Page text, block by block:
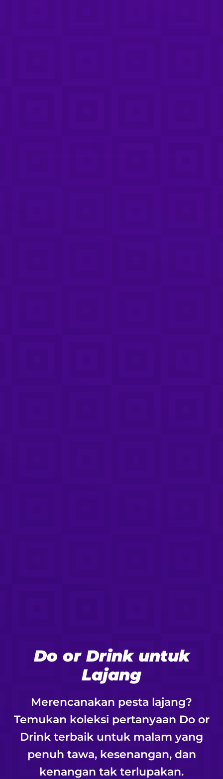
Do or Drink untuk
Lajang
Merencanakan pesta lajang?
Temukan koleksi pertanyaan Do or
Drink terbaik untuk malam yang
penuh tawa, kesenangan, dan
kenangan tak terlupakan.